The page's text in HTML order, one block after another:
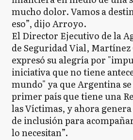
mucho dolor. Vamos a
eso”, dijo Arroyo.
El Director Ejecutivo de la
de Seguridad Vial,
expresó su alegría por
iniciativa que no tiene
mundo" ya que Argentina
primer país que tiene una
las Víctimas, y ahora
de inclusión para
lo necesitan”.